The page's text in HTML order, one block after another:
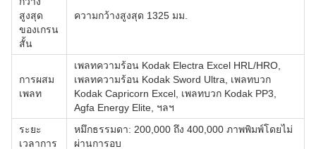
สูงสุด
ของเกรน
สั้น
ความกว้างสูงสุด 1325 มม.
การผสม
เพลท
เพลทความร้อน Kodak Electra Excel HRL/HRO,
เพลทความร้อน Kodak Sword Ultra, เพลทบวก
Kodak Capricorn Excel, เพลทบวก Kodak PP3,
Agfa Energy Elite, ฯลฯ
ระยะ
เวลาการ
หมึกธรรมดา: 200,000 ถึง 400,000 ภาพพิมพ์โดยไม่
ผ่านการอบ